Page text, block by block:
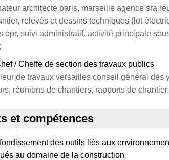
architecte paris, marseille agence sra
relevés et dessins techniques (lot
opr, suivi administratif. activité principale
/ Cheffe de section des travaux publics
de travaux versailles conseil général des
réunions de chantiers, rapports de chantier.
et compétences
des outils liés aux
au domaine de la construction